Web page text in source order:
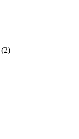
(2)